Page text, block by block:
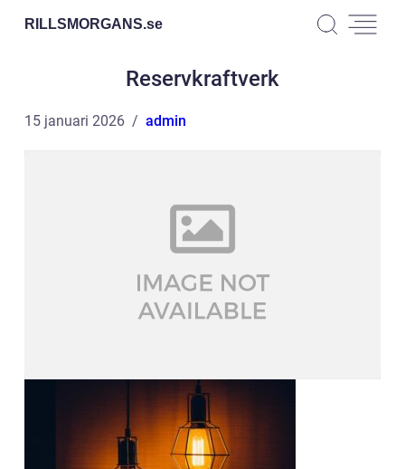
RILLSMORGANS.se
Reservkraftverk
15 januari 2026 admin